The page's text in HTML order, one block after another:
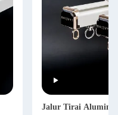
Jalur Tirai